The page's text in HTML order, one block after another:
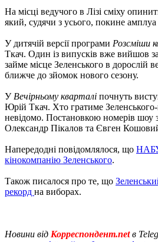
На місці ведучого в Лізі сміху
який, судячи з усього, покине
У дитячій версії програми Розсміши
Ткач. Один із випусків вже вийшов
займе місце Зеленського в дорослій
ближче до зйомок нового сезону.
У Вечірньому кварталі почнуть
Юрій Ткач. Хто гратиме
невідомо. Постановкою номерів шоу
Олександр Пікалов та Євген
Напередодні повідомлялося, що НАБУ
кінокомпанію Зеленського.
Також писалося про те, що
рекорд на виборах.
Новини від Корреспондент.netв